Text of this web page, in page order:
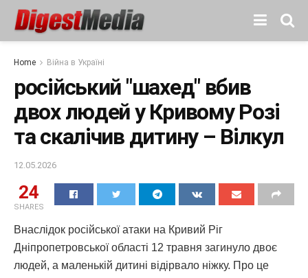
Home Війна в Україні
російський "шахед" вбив
двох людей у Кривому Розі
та скалічив дитину – Вілкул
12.05.2026
24
SHARES
Внаслідок російської атаки на Кривий Ріг
Дніпропетровської області 12 травня загинуло двоє
людей, а маленькій дитині відірвало ніжку. Про це